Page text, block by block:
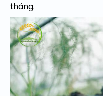
tháng.